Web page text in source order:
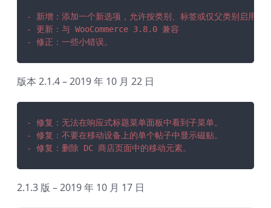
- 新增：添加一个新选项，允许按类别、标签或仅父类别启用/
- 更新：与 WooCommerce 3.8.0 兼容
- 修正：一些小错误。
版本 2.1.4 – 2019 年 10 月 22 日
- 修复：无法在响应式标题菜单面板中看到子菜单。
- 修复：不要在移动设备上的单个帖子中显示磁贴。
- 修复：删除 DC 商店页面中的移动元素。
2.1.3 版 – 2019 年 10 月 17 日